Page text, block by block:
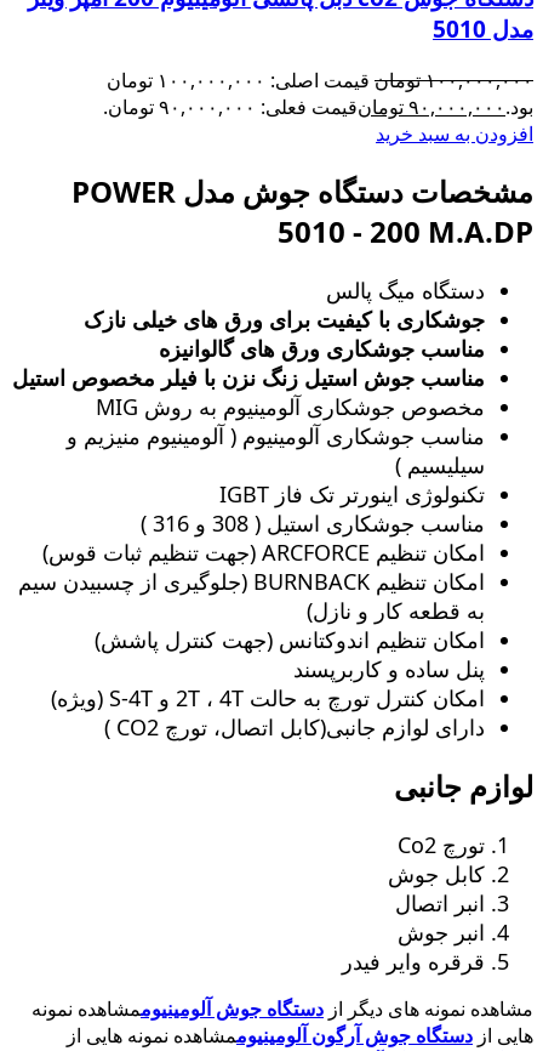
مدل 5010
۱۰۰,۰۰۰,۰۰۰تومان
قیمت اصلی: ۱۰۰,۰۰۰,۰۰۰ تومان
بود.۹۰,۰۰۰,۰۰۰تومانقیمت فعلی: ۹۰,۰۰۰,۰۰۰ تومان.
افزودن به سبد خرید
مشخصات دستگاه جوش مدل POWER
5010 - 200 M.A.DP
دستگاه میگ پالس
جوشکاری با کیفیت برای ورق های خیلی نازک
مناسب جوشکاری ورق های گالوانیزه
مناسب جوش استیل زنگ‌ نزن با فیلر مخصوص استیل
مخصوص جوشکاری آلومینیوم به روش MIG
مناسب جوشکاری آلومینیوم ( آلومینیوم منیزیم و
سیلیسیم )
تکنولوژی اینورتر تک فاز IGBT
مناسب جوشکاری استیل ( 308 و 316 )
امکان تنظیم ARCFORCE (جهت تنظیم ثبات قوس)
امکان تنظیم BURNBACK (جلوگیری از چسبیدن سیم
به قطعه کار و نازل)
امکان تنظیم اندوکتانس (جهت کنترل پاشش)
پنل ساده و کاربرپسند
امکان کنترل تورچ به حالت 2T ، 4T و S-4T (ویژه)
دارای لوازم جانبی(کابل اتصال، تورچ CO2 )
لوازم جانبی
تورچ Co2
کابل جوش
انبر اتصال
انبر جوش
قرقره وایر فیدر
مشاهده نمونه های دیگر از دستگاه جوش آلومینیوممشاهده نمونه
هایی از دستگاه جوش آرگون آلومینیوممشاهده نمونه هایی از